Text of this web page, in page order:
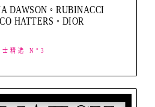
DAWSON ◦ RUBINACCI
HATTERS ◦ DIOR
士精选 N°3